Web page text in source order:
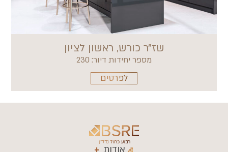
שז״ר כורש, ראשון לציון
מספר יחידות דיור: 230
לפרטים